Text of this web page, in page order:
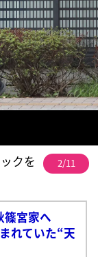
クを
2/11
宮家へ
れていた“天